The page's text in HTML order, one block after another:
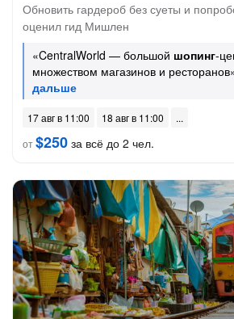
Обновить гардероб без суеты и
оценил гид Мишлен
«CentralWorld — большой шопинг-
множеством магазинов и
17 авг в 11:00
18 авг в 11:00
от$250 за всё до 2 чел.